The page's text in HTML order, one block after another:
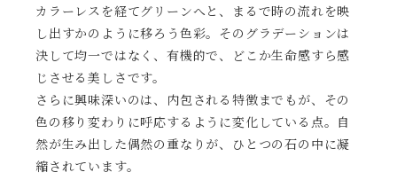
カラーレスを経てグリーンへと、まるで時の流れを映
し出すかのように移ろう色彩。そのグラデーションは
決して均一ではなく、有機的で、どこか生命感すら感
じさせる美しさです。
さらに興味深いのは、内包される特徴までもが、その
色の移り変わりに呼応するように変化している点。自
然が生み出した偶然の重なりが、ひとつの石の中に凝
縮されています。